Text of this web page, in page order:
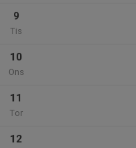
9
Tis
10
Ons
11
Tor
12